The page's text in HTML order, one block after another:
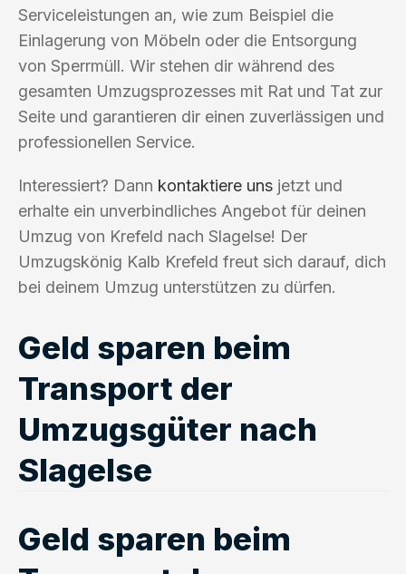
Serviceleistungen an, wie zum Beispiel die
Einlagerung von Möbeln oder die Entsorgung
von Sperrmüll. Wir stehen dir während des
gesamten Umzugsprozesses mit Rat und Tat zur
Seite und garantieren dir einen zuverlässigen und
professionellen Service.
Interessiert? Dann kontaktiere uns jetzt und
erhalte ein unverbindliches Angebot für deinen
Umzug von Krefeld nach Slagelse! Der
Umzugskönig Kalb Krefeld freut sich darauf, dich
bei deinem Umzug unterstützen zu dürfen.
Geld sparen beim
Transport der
Umzugsgüter nach
Slagelse
Geld sparen beim